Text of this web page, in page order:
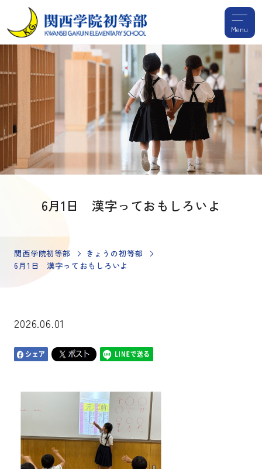
Menu
6月1日 漢字っておもしろいよ
関西学院初等部
きょうの初等部
6月1日 漢字っておもしろいよ
2026.06.01